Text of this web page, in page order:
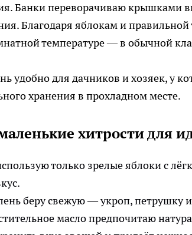
Банки переворачиваю крышками
Благодаря яблокам и правильной
температуре — в обычной
удобно для дачников и хозяек, у
хранения в прохладном месте.
хитрости для
только зрелые яблоки с
беру свежую — укроп, петрушку
масло предпочитаю